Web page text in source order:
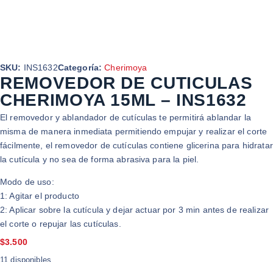
SKU: INS1632Categoría: Cherimoya
REMOVEDOR DE CUTICULAS
CHERIMOYA 15ML – INS1632
El removedor y ablandador de cutículas te permitirá ablandar la
misma de manera inmediata permitiendo empujar y realizar el corte
fácilmente, el removedor de cutículas contiene glicerina para hidratar
la cutícula y no sea de forma abrasiva para la piel.
Modo de uso:
1: Agitar el producto
2: Aplicar sobre la cutícula y dejar actuar por 3 min antes de realizar
el corte o repujar las cutículas.
$3.500
11 disponibles